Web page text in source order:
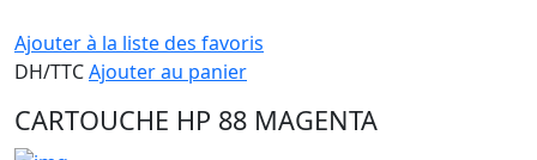
Ajouter à la liste des favoris
DH/TTCAjouter au panier
CARTOUCHE HP 88 MAGENTA